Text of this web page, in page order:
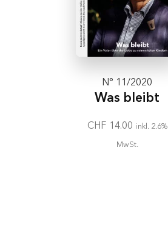
N° 11/2020
Was bleibt
CHF 14.00 inkl. 2.6%
MwSt.